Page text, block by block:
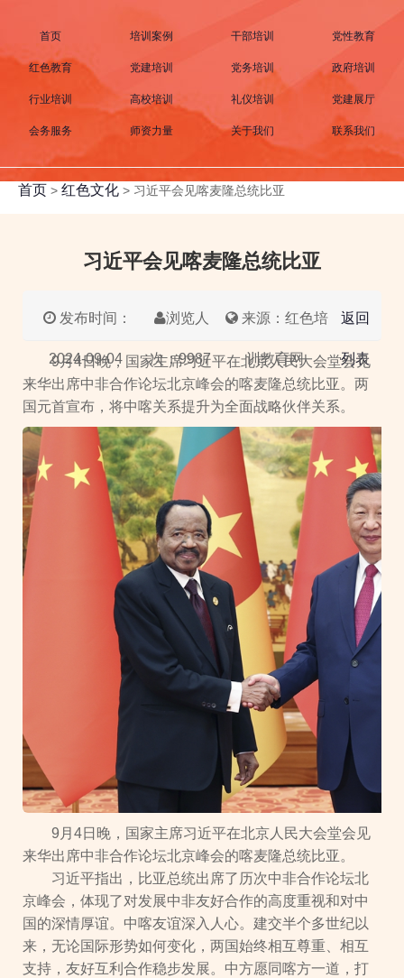
首页 培训案例 干部培训 党性教育
红色教育 党建培训 党务培训 政府培训
行业培训 高校培训 礼仪培训 党建展厅
会务服务 师资力量 关于我们 联系我们
首页 > 红色文化 > 习近平会见喀麦隆总统比亚
习近平会见喀麦隆总统比亚
发布时间：
2024-09-04
浏览人
次：9987
来源：红色培
训教育网
返回
列表
9月4日晚，国家主席习近平在北京人民大会堂会见
来华出席中非合作论坛北京峰会的喀麦隆总统比亚。两
国元首宣布，将中喀关系提升为全面战略伙伴关系。
9月4日晚，国家主席习近平在北京人民大会堂会见
来华出席中非合作论坛北京峰会的喀麦隆总统比亚。
习近平指出，比亚总统出席了历次中非合作论坛北
京峰会，体现了对发展中非友好合作的高度重视和对中
国的深情厚谊。中喀友谊深入人心。建交半个多世纪以
来，无论国际形势如何变化，两国始终相互尊重、相互
支持，友好互利合作稳步发展。中方愿同喀方一道，打